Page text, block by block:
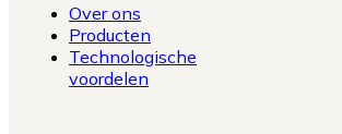
Over ons
Producten
Technologische
voordelen